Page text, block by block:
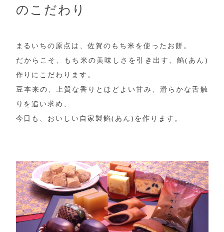
のこだわり
まるいちの原点は、佐賀のもち米を使ったお餅。
だからこそ、もち米の美味しさを引き出す、餡(あん)
作りにこだわります。
豆本来の、上質な香りとほどよい甘み、滑らかな舌触
りを追い求め、
今日も、おいしい自家製餡(あん)を作ります。